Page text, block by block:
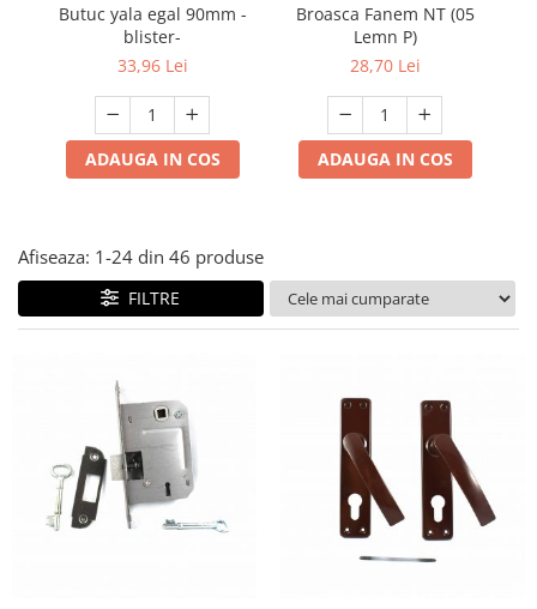
Lampi emergente
Spoturi led pe sina
Multimetru Digital
Prelungitoare/Derulatoare
Starter/Droser
Triplu Stecher
Butuc yala egal 90mm -
blister-
33,96 Lei
ADAUGA IN COS
Broasca Fanem NT (05
Lemn P)
28,70 Lei
ADAUGA IN COS
Afiseaza: 1-24 din 46 produse
FILTRE